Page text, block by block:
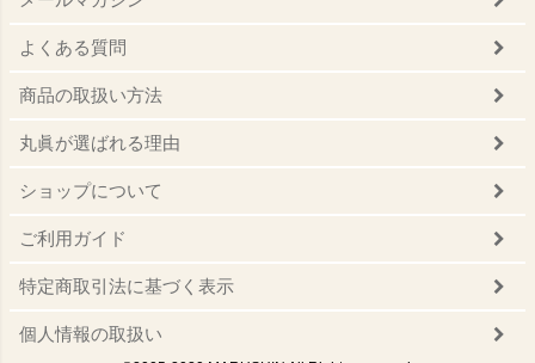
よくある質問
商品の取扱い方法
丸眞が選ばれる理由
ショップについて
ご利用ガイド
特定商取引法に基づく表示
個人情報の取扱い